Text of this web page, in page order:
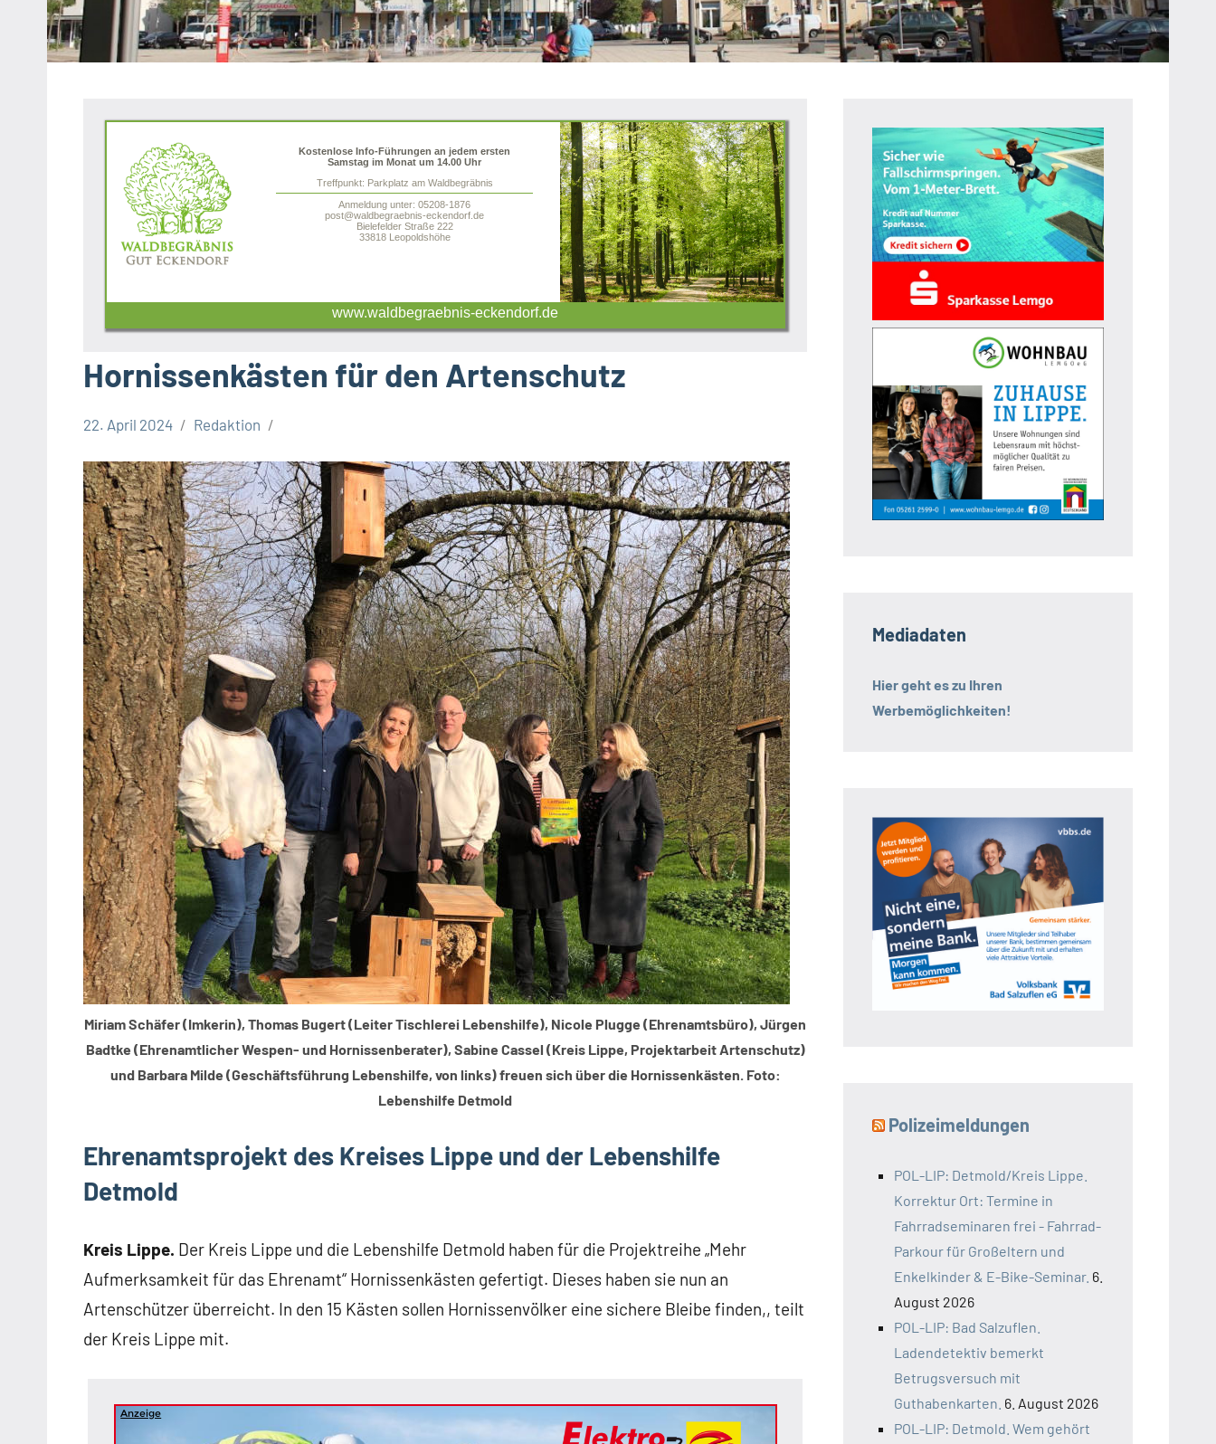
Heipke,
Leopoldshöhe,
Kostenlose Info-Führungen an jedem ersten
Samstag im Monat um 14.00 Uhr
Treffpunkt: Parkplatz am Waldbegräbnis
Anmeldung unter: 05208-1876
post@waldbegraebnis-eckendorf.de
Bielefelder Straße 222
33818 Leopoldshöhe
www.waldbegraebnis-eckendorf.de
Hornissenkästen für den Artenschutz
Kreis
Lippe
Lippische
Gesellschaft
22. April 2024 Redaktion
Miriam Schäfer (Imkerin), Thomas Bugert (Leiter Tischlerei Lebenshilfe), Nicole Plugge (Ehrenamtsbüro), Jürgen
Badtke (Ehrenamtlicher Wespen- und Hornissenberater), Sabine Cassel (Kreis Lippe, Projektarbeit Artenschutz)
und Barbara Milde (Geschäftsführung Lebenshilfe, von links) freuen sich über die Hornissenkästen. Foto:
Lebenshilfe Detmold
Ehrenamtsprojekt des Kreises Lippe und der Lebenshilfe
Detmold
Kreis Lippe. Der Kreis Lippe und die Lebenshilfe Detmold haben für die Projektreihe „Mehr
Aufmerksamkeit für das Ehrenamt“ Hornissenkästen gefertigt. Dieses haben sie nun an
Artenschützer überreicht. In den 15 Kästen sollen Hornissenvölker eine sichere Bleibe finden,, teilt
der Kreis Lippe mit.
Anzeige
Mediadaten
Hier geht es zu Ihren
Werbemöglichkeiten!
Polizeimeldungen
POL-LIP: Detmold/Kreis Lippe.
Korrektur Ort: Termine in
Fahrradseminaren frei - Fahrrad-
Parkour für Großeltern und
Enkelkinder & E-Bike-Seminar. 6.
August 2026
POL-LIP: Bad Salzuflen.
Ladendetektiv bemerkt
Betrugsversuch mit
Guthabenkarten. 6. August 2026
POL-LIP: Detmold. Wem gehört